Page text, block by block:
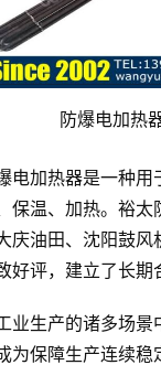
防爆电加热
电加热器是一种用
保温、加热。裕太
庆油田、沈阳鼓风
好评，建立了长期
业生产的诸多场景
为保障生产连续稳